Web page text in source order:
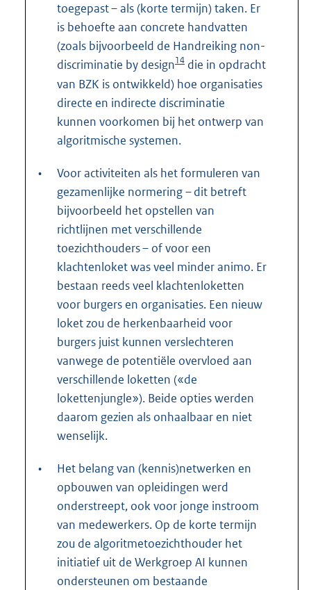
toegepast – als (korte termijn) taken. Er
is behoefte aan concrete handvatten
(zoals bijvoorbeeld de Handreiking non-
discriminatie by design14 die in opdracht
van BZK is ontwikkeld) hoe organisaties
directe en indirecte discriminatie
kunnen voorkomen bij het ontwerp van
algoritmische systemen.
•
Voor activiteiten als het formuleren van
gezamenlijke normering – dit betreft
bijvoorbeeld het opstellen van
richtlijnen met verschillende
toezichthouders – of voor een
klachtenloket was veel minder animo. Er
bestaan reeds veel klachtenloketten
voor burgers en organisaties. Een nieuw
loket zou de herkenbaarheid voor
burgers juist kunnen verslechteren
vanwege de potentiële overvloed aan
verschillende loketten («de
lokettenjungle»). Beide opties werden
daarom gezien als onhaalbaar en niet
wenselijk.
•
Het belang van (kennis)netwerken en
opbouwen van opleidingen werd
onderstreept, ook voor jonge instroom
van medewerkers. Op de korte termijn
zou de algoritmetoezichthouder het
initiatief uit de Werkgroep AI kunnen
ondersteunen om bestaande